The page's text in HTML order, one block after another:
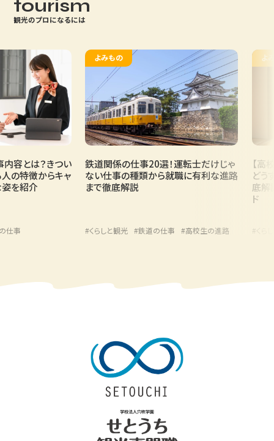
tourism
観光のプロになるには
とは？きつい
特徴からキャ
紹介
よみもの
鉄道関係の仕事20選！運転士だけじゃ
ない仕事の種類から就職に有利な進路
まで徹底解説
#くらしと観光 #鉄道の仕事 #高校生の進路
よみも
【高校
どうす
底解説
#くらしと